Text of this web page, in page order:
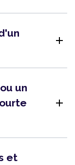
add
un
add
et